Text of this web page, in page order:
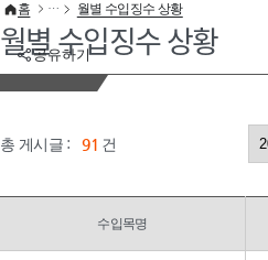
공유하기
홈 월별 수입징수 상황
월별 수입징수 상황
총 게시글 : 91 건
수입목명